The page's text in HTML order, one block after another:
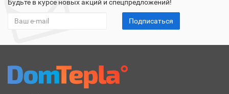
Будьте в курсе новых акций и спецпредложений!
Подписаться